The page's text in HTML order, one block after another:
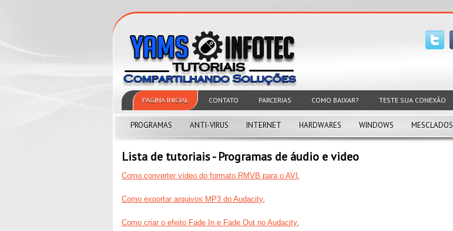
PAGINA INICIAL CONTATO PARCERIAS COMO BAIXAR? TESTE SUA CONEXÃO
PROGRAMAS ANTI-VIRUS INTERNET HARDWARES WINDOWS MESCLADOS
Lista de tutoriais - Programas de áudio e video
Como converter vídeo do formato RMVB para o AVI ,
Como exportar arquivos MP3 do Audacity,
Como criar o efeito Fade In e Fade Out no Audacity,